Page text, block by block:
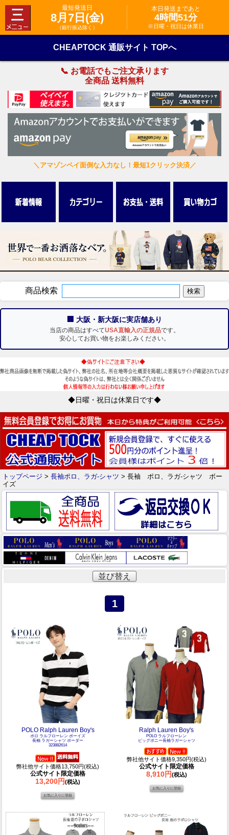
最短発送日
8月7日(金)
（銀行振込除く）
本日発送まであと
4時間51分
※日曜・祝日は休業日
CHEAPTOCK 通販サイト TOPへ
📞 お電話でもご注文承ります
全商品 送料無料
＼アマゾンペイ面倒な入力なし！最短1クリック決済／
商品検索
🏢 大阪・新大阪に実店舗あり
当店の商品はすべてUSA直輸入の正規品です。
安心してお買い物をお楽しみください。
◆日曜・祝日は休業日です◆
トップページ > 長袖ポロ、ラガ-シャツ > 長袖 ポロ、ラガ-シャツ ボー
イズ
並び替え
1
POLO Ralph Lauren Boy's
ポロ ラルフローレン ボーイズ
長袖 ラガーシャツ ボーダー
323882614
弊社他サイト価格13,750円(税込)
公式サイト限定価格
13,200円(税込)
Ralph Lauren Boy's
POLO ラルフローレン
ビッグポニー長袖ラガーシャツ
弊社他サイト価格9,350円(税込)
公式サイト限定価格
8,910円(税込)